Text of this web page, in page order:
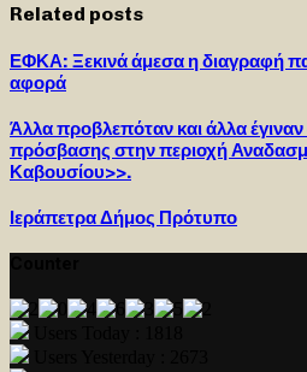
Related posts
ΕΦΚΑ: Ξεκινά άμεσα η διαγραφή
αφορά
Άλλα προβλεπόταν και άλλα
πρόσβασης στην περιοχή
Καβουσίου>>.
Ιεράπετρα Δήμος Πρότυπο